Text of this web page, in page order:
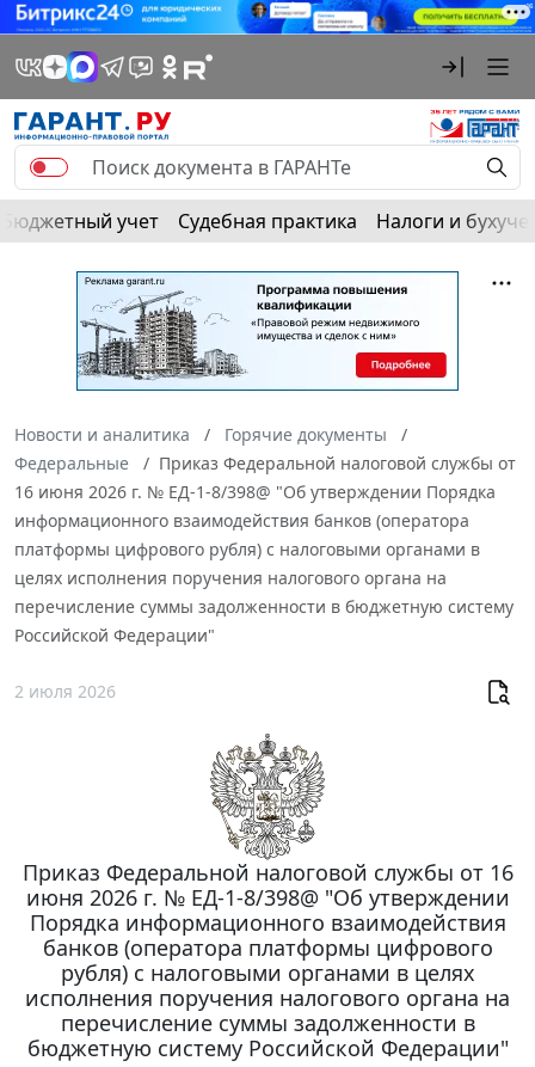
Бюджетный учет Судебная практика Налоги и
Новости и аналитика
Горячие документы
Федеральные
Приказ Федеральной налоговой службы от
16 июня 2026 г. № ЕД-1-8/398@ "Об утверждении Порядка
информационного взаимодействия банков (оператора
платформы цифрового рубля) с налоговыми органами в
целях исполнения поручения налогового органа на
перечисление суммы задолженности в бюджетную систему
Российской Федерации"
2 июля 2026
Приказ Федеральной налоговой службы от 16
июня 2026 г. № ЕД-1-8/398@ "Об утверждении
Порядка информационного взаимодействия
банков (оператора платформы цифрового
рубля) с налоговыми органами в целях
исполнения поручения налогового органа на
перечисление суммы задолженности в
бюджетную систему Российской Федерации"